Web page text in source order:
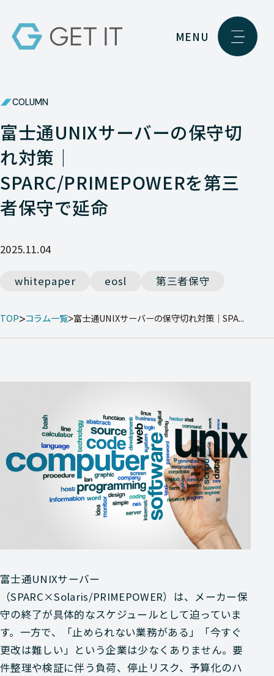
MENU
COLUMN
富士通UNIXサーバーの保守切
れ対策｜
SPARC/PRIMEPOWERを第三
者保守で延命
2025.11.04
whitepaper eosl 第三者保守
TOP コラム一覧 富士通UNIXサーバーの保守切れ対策｜SPA...
富士通UNIXサーバー
（SPARC×Solaris/PRIMEPOWER）は、メーカー保
守の終了が具体的なスケジュールとして迫っていま
す。一方で、「止められない業務がある」「今すぐ
更改は難しい」という企業は少なくありません。要
件整理や検証に伴う負荷、停止リスク、予算化のハ